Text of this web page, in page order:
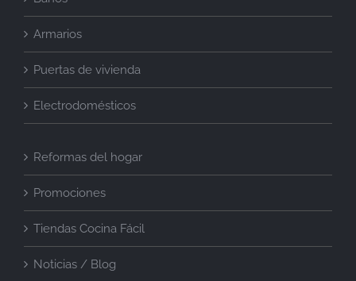
Armarios
Puertas de vivienda
Electrodomésticos
Reformas del hogar
Promociones
Tiendas Cocina Fácil
Noticias / Blog